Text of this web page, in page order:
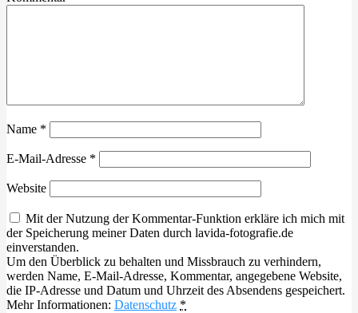
Name *
E-Mail-Adresse *
Website
Mit der Nutzung der Kommentar-Funktion erkläre ich mich mit
der Speicherung meiner Daten durch lavida-fotografie.de
einverstanden.
Um den Überblick zu behalten und Missbrauch zu verhindern,
werden Name, E-Mail-Adresse, Kommentar, angegebene Website,
die IP-Adresse und Datum und Uhrzeit des Absendens gespeichert.
Mehr Informationen: Datenschutz *